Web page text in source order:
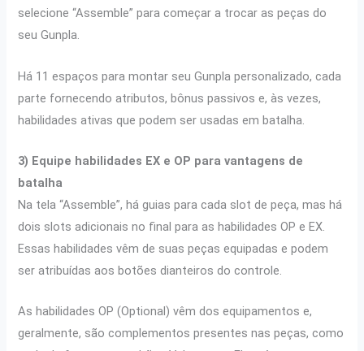
selecione “Assemble” para começar a trocar as peças do
seu Gunpla.
Há 11 espaços para montar seu Gunpla personalizado, cada
parte fornecendo atributos, bônus passivos e, às vezes,
habilidades ativas que podem ser usadas em batalha.
3) Equipe habilidades EX e OP para vantagens de
batalha
Na tela “Assemble”, há guias para cada slot de peça, mas há
dois slots adicionais no final para as habilidades OP e EX.
Essas habilidades vêm de suas peças equipadas e podem
ser atribuídas aos botões dianteiros do controle.
As habilidades OP (Optional) vêm dos equipamentos e,
geralmente, são complementos presentes nas peças, como